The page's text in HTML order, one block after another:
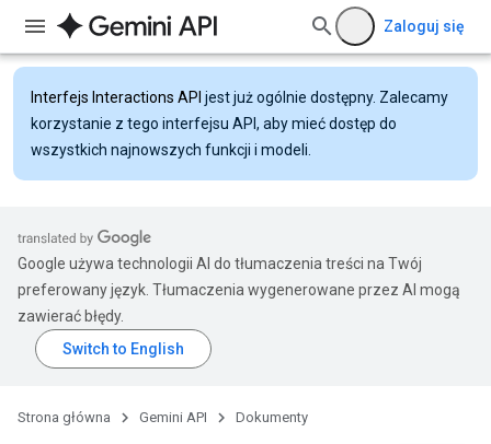
Zaloguj się
Interfejs Interactions API jest już ogólnie dostępny. Zalecamy
korzystanie z tego interfejsu API, aby mieć dostęp do
wszystkich najnowszych funkcji i modeli.
Google używa technologii AI do tłumaczenia treści na Twój
preferowany język. Tłumaczenia wygenerowane przez AI mogą
zawierać błędy.
Strona główna Gemini API Dokumenty